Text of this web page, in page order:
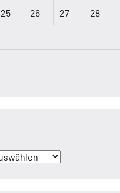
25 26 27 28